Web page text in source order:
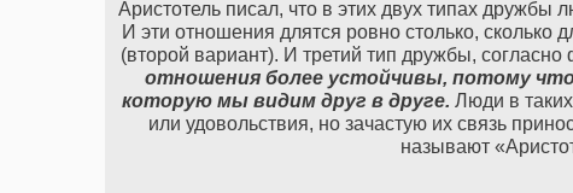
Аристотель писал, что в этих двух типах
И эти отношения длятся ровно столько, сколько
(второй вариант). И третий тип дружбы,
отношения более устойчивы, потому
которую мы видим друг в друге. Люди в
или удовольствия, но зачастую их связь
называют